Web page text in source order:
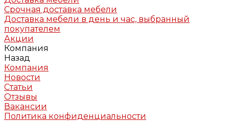
Срочная доставка мебели
Доставка мебели в день и час, выбранный
покупателем
Акции
Компания
Назад
Компания
Новости
Статьи
Отзывы
Вакансии
Политика конфиденциальности